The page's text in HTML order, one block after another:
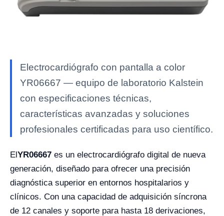
Electrocardiógrafo con pantalla a color
YR06667 — equipo de laboratorio Kalstein
con especificaciones técnicas,
características avanzadas y soluciones
profesionales certificadas para uso científico.
ElYR06667 es un electrocardiógrafo digital de nueva
generación, diseñado para ofrecer una precisión
diagnóstica superior en entornos hospitalarios y
clínicos. Con una capacidad de adquisición síncrona
de 12 canales y soporte para hasta 18 derivaciones,